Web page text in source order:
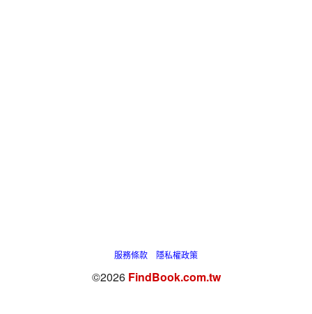
服務條款 隱私權政策
©2026 FindBook.com.tw